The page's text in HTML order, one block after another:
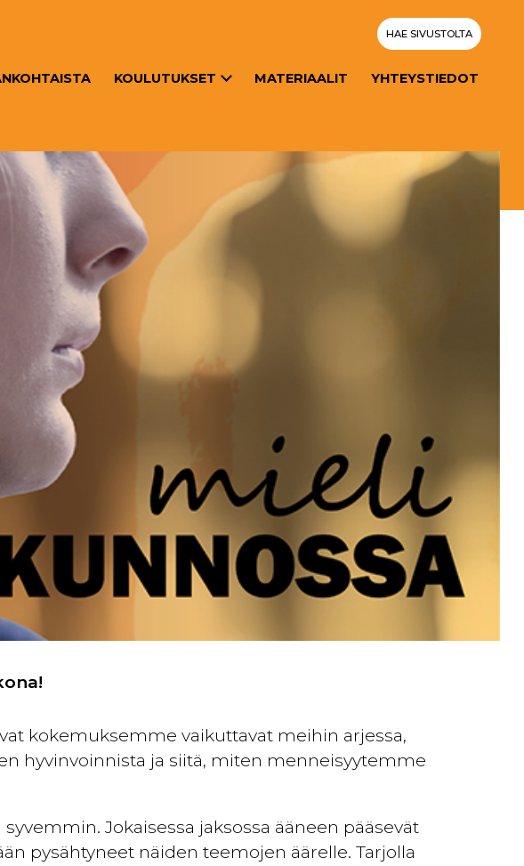
HAE SIVUSTOLTA
KOULUTUKSET MATERIAALIT YHTEYSTIEDOT
kokemuksemme vaikuttavat meihin arjessa,
hyvinvoinnista ja siitä, miten menneisyytemme
Jokaisessa jaksossa ääneen pääsevät
pysähtyneet näiden teemojen äärelle. Tarjolla